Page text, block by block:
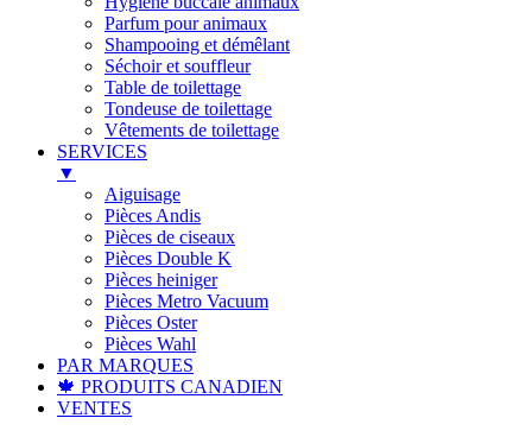
Parfum pour animaux
Shampooing et démêlant
Séchoir et souffleur
Table de toilettage
Tondeuse de toilettage
Vêtements de toilettage
SERVICES
▼
Aiguisage
Pièces Andis
Pièces de ciseaux
Pièces Double K
Pièces heiniger
Pièces Metro Vacuum
Pièces Oster
Pièces Wahl
PAR MARQUES
🍁 PRODUITS CANADIEN
VENTES